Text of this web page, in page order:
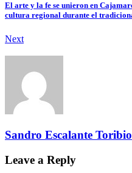
El arte y la fe se unieron en
cultura regional durante el
Next
Sandro Escalante Toribio
Leave a Reply